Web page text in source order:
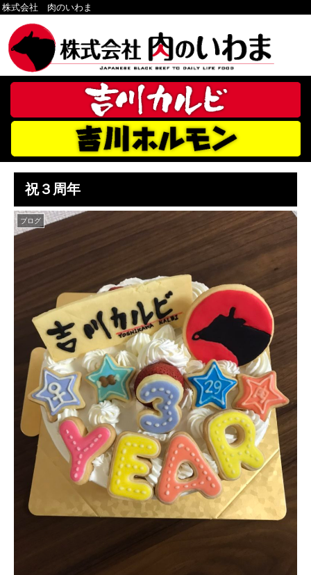
株式会社 肉のいわま
祝３周年
ブログ